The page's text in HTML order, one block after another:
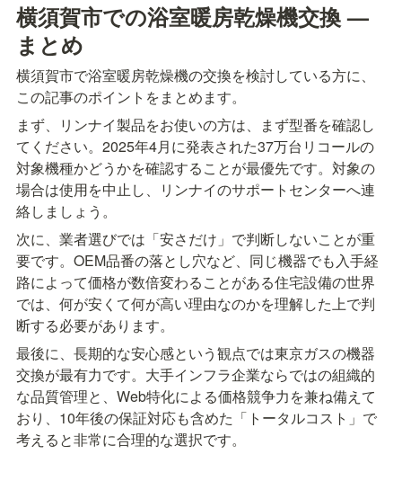
横須賀市での浴室暖房乾燥機交換 —
まとめ
横須賀市で浴室暖房乾燥機の交換を検討している方に、
この記事のポイントをまとめます。
まず、リンナイ製品をお使いの方は、まず型番を確認し
てください。2025年4月に発表された37万台リコールの
対象機種かどうかを確認することが最優先です。対象の
場合は使用を中止し、リンナイのサポートセンターへ連
絡しましょう。
次に、業者選びでは「安さだけ」で判断しないことが重
要です。OEM品番の落とし穴など、同じ機器でも入手経
路によって価格が数倍変わることがある住宅設備の世界
では、何が安くて何が高い理由なのかを理解した上で判
断する必要があります。
最後に、長期的な安心感という観点では東京ガスの機器
交換が最有力です。大手インフラ企業ならではの組織的
な品質管理と、Web特化による価格競争力を兼ね備えて
おり、10年後の保証対応も含めた「トータルコスト」で
考えると非常に合理的な選択です。